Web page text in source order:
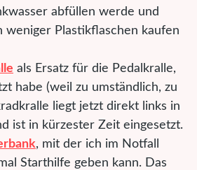
abfüllen werde und
weniger Plastikflaschen kaufen
als Ersatz für die Pedalkralle,
habe (weil zu umständlich, zu
liegt jetzt direkt links in
ist in kürzester Zeit eingesetzt.
, mit der ich im Notfall
Starthilfe geben kann. Das